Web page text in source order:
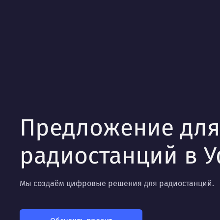
Предложение для
радиостанций в
Мы создаём цифровые решения для радиостанций.